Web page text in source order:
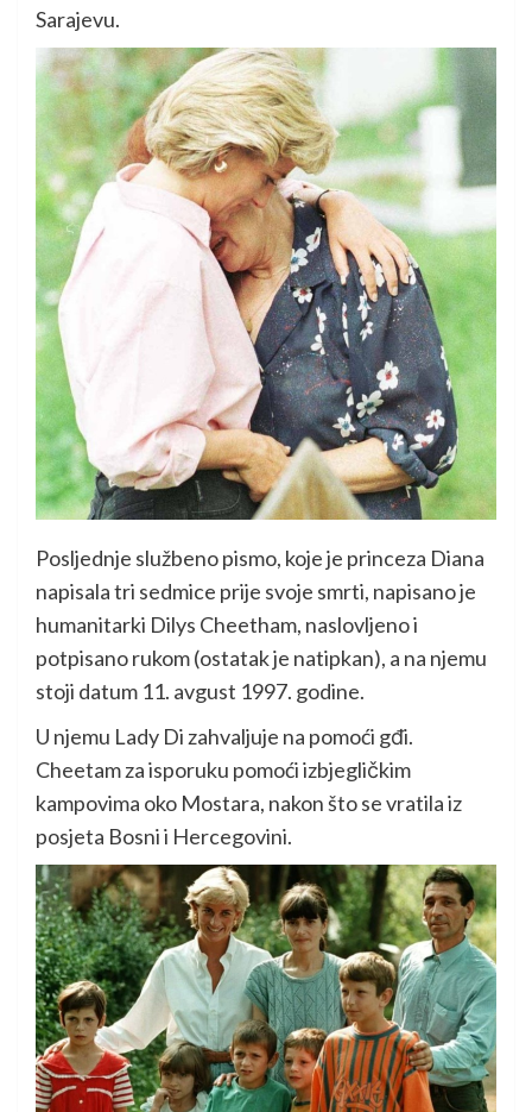
Sarajevu.
Posljednje službeno pismo, koje je princeza Diana
napisala tri sedmice prije svoje smrti, napisano je
humanitarki Dilys Cheetham, naslovljeno i
potpisano rukom (ostatak je natipkan), a na njemu
stoji datum 11. avgust 1997. godine.
U njemu Lady Di zahvaljuje na pomoći gđi.
Cheetam za isporuku pomoći izbjegličkim
kampovima oko Mostara, nakon što se vratila iz
posjeta Bosni i Hercegovini.